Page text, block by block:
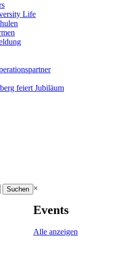
Life
feiert Jubiläum
×
Events
Alle anzeigen